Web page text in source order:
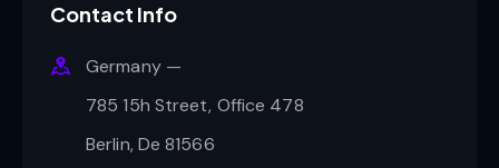
Contact Info
Germany —
785 15h Street, Office 478
Berlin, De 81566